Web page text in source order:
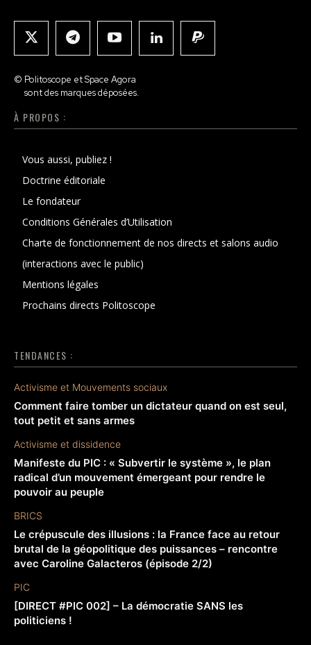
© Politoscope et Space Agora
sont des marques déposées.
À PROPOS :
Vous aussi, publiez !
Doctrine éditoriale
Le fondateur
Conditions Générales d’Utilisation
Charte de fonctionnement de nos directs et salons audio
(interactions avec le public)
Mentions légales
Prochains directs Politoscope
TENDANCES :
Activisme et Mouvements sociaux
Comment faire tomber un dictateur quand on est seul,
tout petit et sans armes
Activisme et dissidence
Manifeste du PIC : « Subvertir le système », le plan
radical d’un mouvement émergeant pour rendre le
pouvoir au peuple
BRICS
Le crépuscule des illusions : la France face au retour
brutal de la géopolitique des puissances – rencontre
avec Caroline Galacteros (épisode 2/2)
PIC
[DIRECT #PIC 002] – La démocratie SANS les
politiciens !